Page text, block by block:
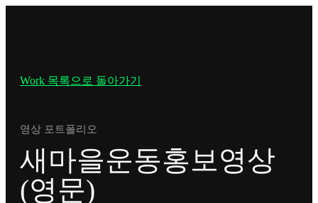
Work 목록으로 돌아가기
영상 포트폴리오
새마을운동홍보영상
(영문)